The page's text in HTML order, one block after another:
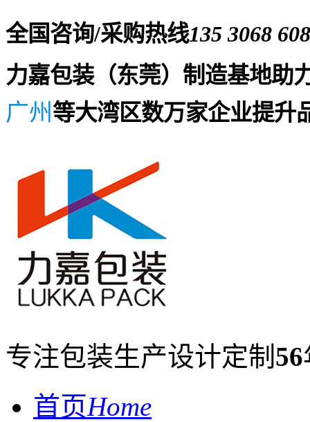
全国咨询/采购热线135 3068
力嘉包装（东莞）制造基地助
广州等大湾区数万家企业提升
专注包装生产设计定制 56
首页Home